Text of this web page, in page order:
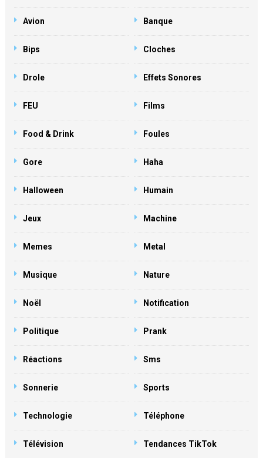
Avion Banque
Bips Cloches
Drole Effets Sonores
FEU Films
Food & Drink Foules
Gore Haha
Halloween Humain
Jeux Machine
Memes Metal
Musique Nature
Noël Notification
Politique Prank
Réactions Sms
Sonnerie Sports
Technologie Téléphone
Télévision Tendances TikTok